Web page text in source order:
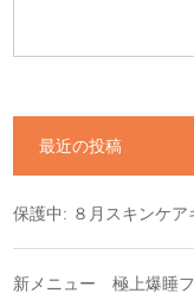
最近の投稿
保護中: ８月スキンケア
新メニュー 極上爆睡